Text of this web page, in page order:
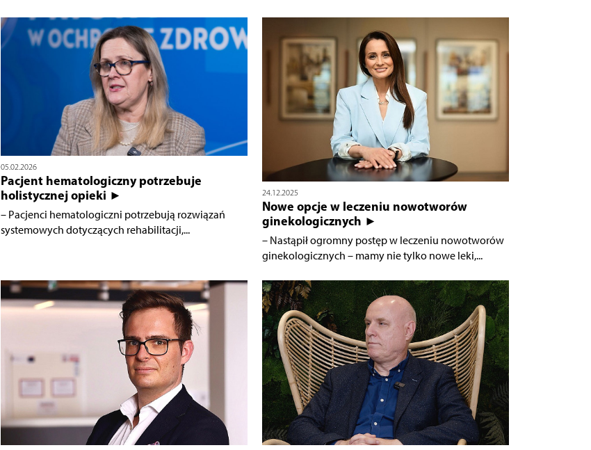
05.02.2026
Pacjent hematologiczny potrzebuje
holistycznej opieki ►
– Pacjenci hematologiczni potrzebują rozwiązań
systemowych dotyczących rehabilitacji,...
24.12.2025
Nowe opcje w leczeniu nowotworów
ginekologicznych ►
– Nastąpił ogromny postęp w leczeniu nowotworów
ginekologicznych – mamy nie tylko nowe leki,...